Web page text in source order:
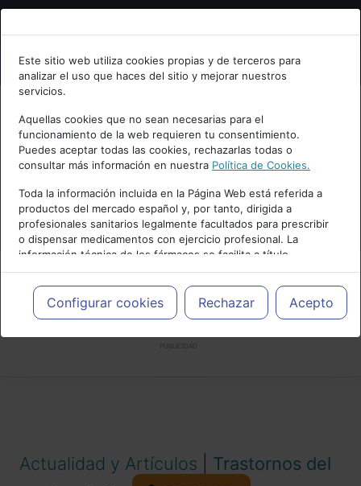
Bienvenid@ a psiquiatria.com
Escribe tu Email
Accede o regístrate con tu email.
Cancelar
Este sitio web utiliza cookies propias y de terceros para
analizar el uso que haces del sitio y mejorar nuestros
servicios.
Aquellas cookies que no sean necesarias para el
funcionamiento de la web requieren tu consentimiento.
Puedes aceptar todas las cookies, rechazarlas todas o
consultar más información en nuestra Política de Cookies.
Toda la información incluida en la Página Web está referida a
productos del mercado español y, por tanto, dirigida a
profesionales sanitarios legalmente facultados para prescribir
o dispensar medicamentos con ejercicio profesional. La
información técnica de los fármacos se facilita a título
meramente informativo, siendo responsabilidad de los
profesionales facultados prescribir medicamentos y decidir, en
cada caso concreto, el tratamiento más adecuado a las
necesidades del paciente.
Configurar cookies Rechazar Acepto
Actualidad y Artículos
Trastornos del